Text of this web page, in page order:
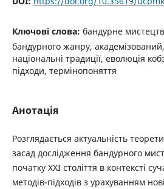
Ключові слова: бандурне
бандурного жанру,
національні традиції, еволюція
підходи, термінопоняття
Анотація
Розглядається актуальність
засад дослідження бандурного
початку XXI століття в контексті
методів-підходів з урахуванням